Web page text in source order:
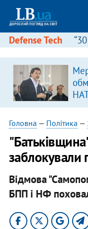
Defense Tech
Головна — Політика —
заблокували
Відмова
БПП і НФ